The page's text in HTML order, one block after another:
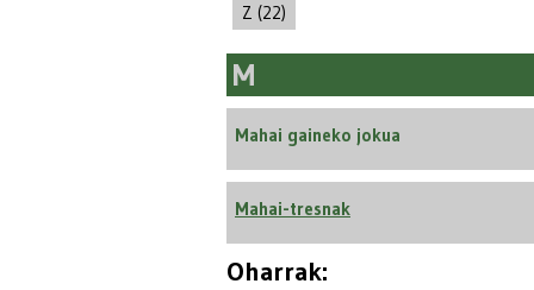
Z (22)
M
Mahai gaineko jokua
Mahai-tresnak
Oharrak: